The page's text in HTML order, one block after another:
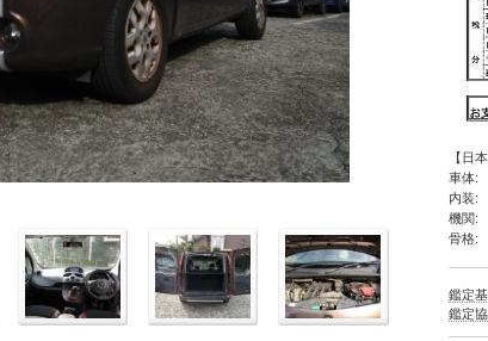
【日
車体:
内装:
機関:
骨格:
鑑定
鑑定